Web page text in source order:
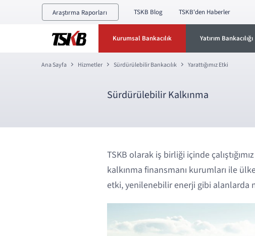
Araştırma Raporları TSKB Blog TSKB'den Haberler
Kurumsal Bankacılık Yatırım Bankacılığı
Ana Sayfa Hizmetler Sürdürülebilir Bankacılık Yarattığımız Etki
Sürdürülebilir Kalkınma
TSKB olarak iş birliği içinde
kalkınma finansmanı kurumları ile
etki, yenilenebilir enerji gibi alanlarda